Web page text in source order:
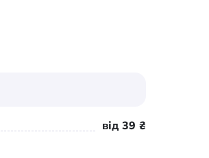
від 39 ₴